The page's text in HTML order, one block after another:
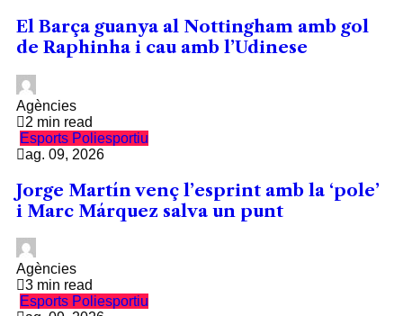
El Barça guanya al Nottingham amb gol
de Raphinha i cau amb l’Udinese
Agències
2 min read
Esports Poliesportiu
ag. 09, 2026
Jorge Martín venç l’esprint amb la ‘pole’
i Marc Márquez salva un punt
Agències
3 min read
Esports Poliesportiu